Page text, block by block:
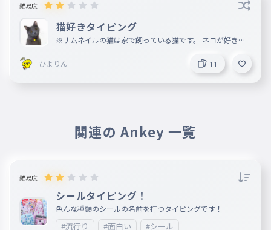
難易度
猫好きタイピング
※サムネイルの猫は家で飼っている猫です。 ネコが好きな
ひよりん 11
関連の Ankey 一覧
難易度
シールタイピング！
色んな種類のシールの名前を打つタイピングです！
#流行り #面白い #シール